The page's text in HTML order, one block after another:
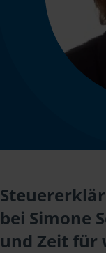
bei Simone
und Zeit für